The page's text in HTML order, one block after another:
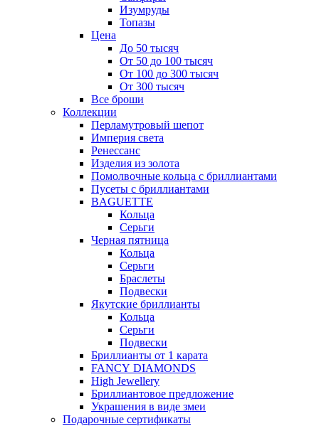
Изумруды
Топазы
Цена
До 50 тысяч
От 50 до 100 тысяч
От 100 до 300 тысяч
От 300 тысяч
Все броши
Коллекции
Перламутровый шепот
Империя света
Ренессанс
Изделия из золота
Помолвочные кольца с бриллиантами
Пусеты с бриллиантами
BAGUETTE
Кольца
Серьги
Черная пятница
Кольца
Серьги
Браслеты
Подвески
Якутские бриллианты
Кольца
Серьги
Подвески
Бриллианты от 1 карата
FANCY DIAMONDS
High Jewellery
Бриллиантовое предложение
Украшения в виде змеи
Подарочные сертификаты